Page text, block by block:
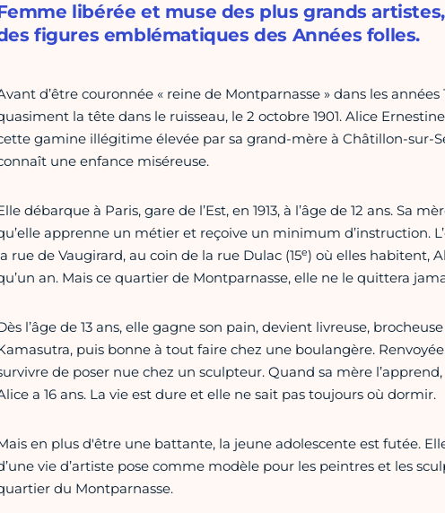
libérée et muse des plus grands
figures emblématiques des Années folles.
d’être couronnée « reine de Montparnasse » dans les années
la tête dans le ruisseau, le 2 octobre 1901. Alice
gamine illégitime élevée par sa grand-mère à Châtillon-sur-
une enfance miséreuse.
débarque à Paris, gare de l’Est, en 1913, à l’âge de 12 ans. Sa
apprenne un métier et reçoive un minimum d’instruction.
rue de Vaugirard, au coin de la rue Dulac (15e) où elles habitent,
an. Mais ce quartier de Montparnasse, elle ne le quittera
l’âge de 13 ans, elle gagne son pain, devient livreuse,
puis bonne à tout faire chez une boulangère.
de poser nue chez un sculpteur. Quand sa mère
a 16 ans. La vie est dure et elle ne sait pas toujours où dormir.
en plus d'être une battante, la jeune adolescente est futée.
vie d’artiste pose comme modèle pour les peintres et les
du Montparnasse.